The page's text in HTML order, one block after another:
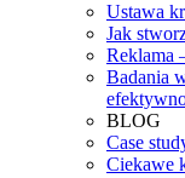
Ustawa
Jak
Reklama
Badania
BLOG
Case
Ciekawe